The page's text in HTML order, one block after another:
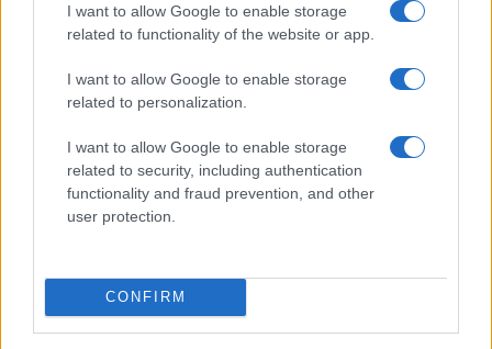
I want to allow Google to enable storage
related to functionality of the website or app.
I want to allow Google to enable storage
related to personalization.
I want to allow Google to enable storage
related to security, including authentication
functionality and fraud prevention, and other
user protection.
CONFIRM
Alla Galleria Giovanni XXIII arriva l’autovelox. Multe
Audio Zaniolo, la ragazza coinvolta fa chiarezza sulle
voci